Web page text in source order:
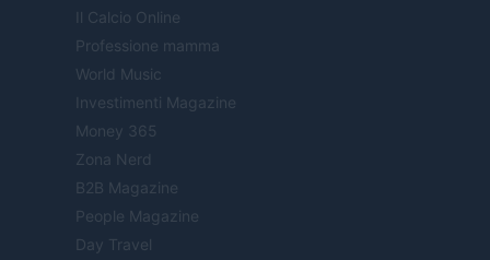
Il Calcio Online
Professione mamma
World Music
Investimenti Magazine
Money 365
Zona Nerd
B2B Magazine
People Magazine
Day Travel